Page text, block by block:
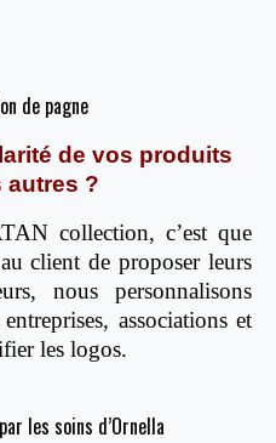
de pagne
de vos produits
autres ?
collection, c’est que
client de proposer leurs
nous personnalisons
associations et
les logos.
les soins d’Ornella